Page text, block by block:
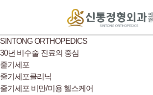
SINTONG ORTHOPEDICS
30년 비수술 진료의 중심
줄기세포
줄기세포클리닉
줄기세포 비만/미용 헬스케어